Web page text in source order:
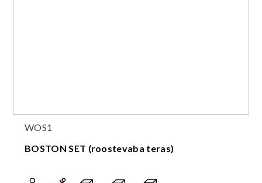
WOS1
BOSTON SET (roostevaba teras)